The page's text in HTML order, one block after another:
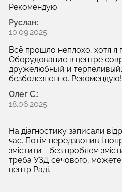
Рекомендую
Руслан:
10.09.2025
Всё прошло неплохо, хотя я
Оборудование в центре
дружелюбный и
безболезненно. Рекомендую!
Олег С.:
18.06.2025
На діагностику записали
час. Потім передзвонив і
змістити - без проблем
треба УЗД сечового, можете
центр Раді.